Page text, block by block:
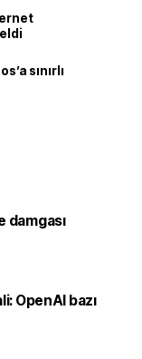
sınırlı
damgası
OpenAI bazı